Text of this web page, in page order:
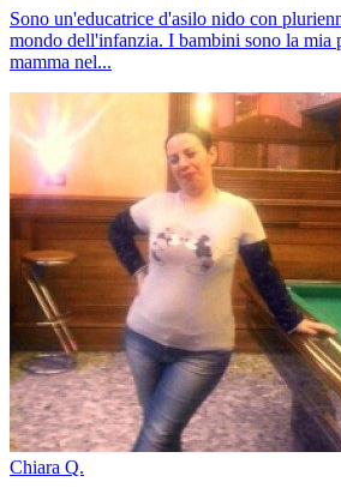
Sono un'educatrice d'asilo nido con
mondo dell'infanzia. I bambini sono la mia
mamma nel...
Chiara Q.